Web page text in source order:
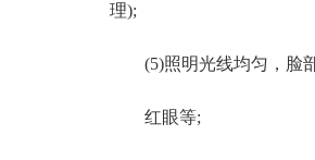
理);
(5)照明光线均匀，脸
红眼等;